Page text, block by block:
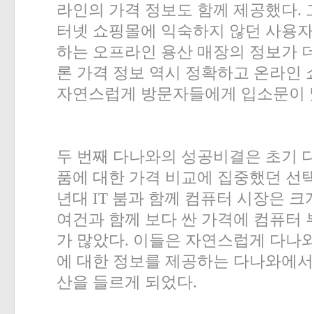
라인의 가격 정보도 함께 제공했다.
터넷 쇼핑몰에 익숙하지 않던 사용
하는 오프라인 용산 매장의 정보가
론 가격 정보 역시 정확하고 온라인
자연스럽게 방문자들에게 입소문이
두 번째 다나와의 성공비결은 초기
품에 대한 가격 비교에 집중했던 선
년대 IT 붐과 함께 컴퓨터 시장은 크
여건과 함께 보다 싼 가격에 컴퓨터
가 많았다. 이들은 자연스럽게 다나
에 대한 정보를 제공하는 다나와에
산을 들르게 되었다.